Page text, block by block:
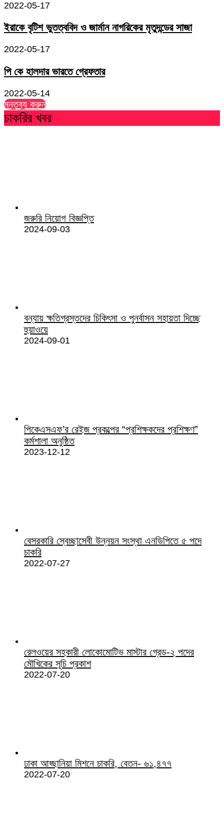
2022-05-17
ইরাকে বৃটিশ ভুতত্ববিদ ও জার্মান নাগরিকের মৃতুদন্ডের সাজা
2022-05-17
পি কে হালদার ভারতে গ্রেফতার
2022-05-14
মন্তব্য করুন
চাকরির খবর
জরুরি নিয়োগ বিজ্ঞপ্তি
2024-09-03
বন্যায় ক্ষতিগ্রস্তদের চিকিৎসা ও পুনর্বাসন সহায়তা দিচ্ছে
হুয়াওয়ে
2024-09-01
পিকেএসএফ’র রেইজ প্রকল্পের “প্রশিক্ষকদের প্রশিক্ষণ”
কর্মশালা অনুষ্ঠিত
2023-12-12
বেসরকারি স্বেচ্ছাসেবী উন্নয়ন সংস্থা এনডিপিতে ৫ পদে
চাকরি
2022-07-27
রেলওয়ের সহকারী লোকোমোটিভ মাস্টার গ্রেড-২ পদের
মৌখিকের সূচি প্রকাশ
2022-07-20
ঢাকা আহ্ছানিয়া মিশনে চাকরি, বেতন- ৬১,৪৭৭
2022-07-20